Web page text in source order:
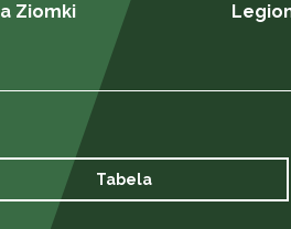
Ziomki
Tabela